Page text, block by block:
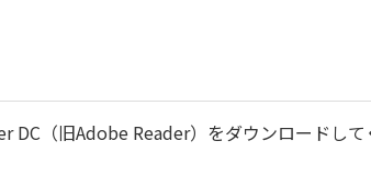
DC（旧Adobe Reader）をダウンロードして